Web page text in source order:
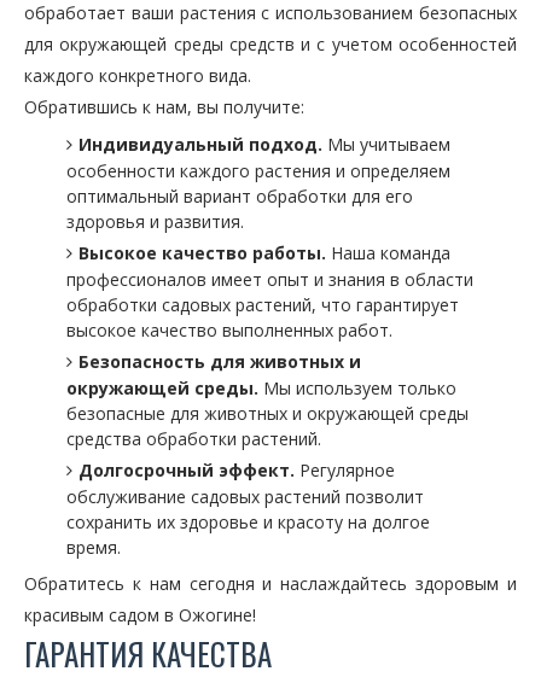
обработает ваши растения с использованием безопасных
для окружающей среды средств и с учетом особенностей
каждого конкретного вида.
Обратившись к нам, вы получите:
Индивидуальный подход. Мы учитываем
особенности каждого растения и определяем
оптимальный вариант обработки для его
здоровья и развития.
Высокое качество работы. Наша команда
профессионалов имеет опыт и знания в области
обработки садовых растений, что гарантирует
высокое качество выполненных работ.
Безопасность для животных и
окружающей среды. Мы используем только
безопасные для животных и окружающей среды
средства обработки растений.
Долгосрочный эффект. Регулярное
обслуживание садовых растений позволит
сохранить их здоровье и красоту на долгое
время.
Обратитесь к нам сегодня и наслаждайтесь здоровым и
красивым садом в Ожогине!
ГАРАНТИЯ КАЧЕСТВА